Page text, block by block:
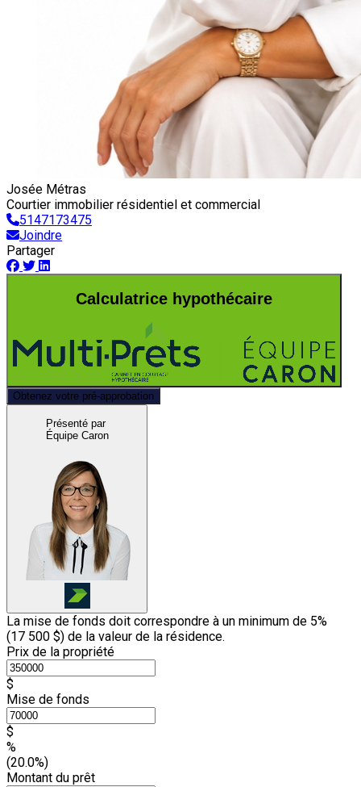
Josée Métras
Courtier immobilier résidentiel et commercial
5147173475
Joindre
Partager
Calculatrice hypothécaire
Obtenez votre pré-approbation
Présenté par
Équipe Caron
La mise de fonds doit correspondre à un minimum de 5%
(17 500 $) de la valeur de la résidence.
Prix de la propriété
$
Mise de fonds
$
%
(20.0%)
Montant du prêt